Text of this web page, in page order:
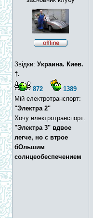
Звідки: Украина. Киев.
†.
872
1389
Мій електротранспорт:
"Электра 2"
Хочу електротранспорт:
"Электра 3" вдвое
легче, но с втрое
бОльшим
солнцеобеспечением